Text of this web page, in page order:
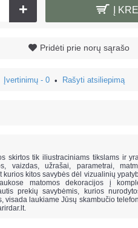
+ Į
Pridėti prie norų sąrašo
Įvertinimų - 0 • Rašyti atsiliepimą
skirtos tik iliustraciniams tikslams ir
vaizdas, užrašai, parametrai,
kurios kitos savybės dėl vizualinių
matomos dekoracijos į
prekių savybėmis, kurios
visada laukiame Jūsų skambučio
.